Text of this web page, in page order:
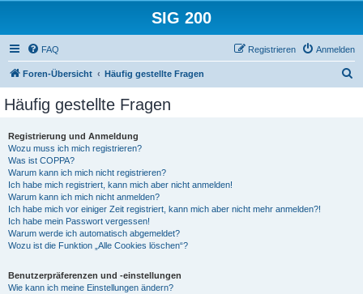
SIG 200
FAQ Anmelden
Registrieren
Foren-Übersicht Häufig gestellte Fragen
Häufig gestellte Fragen
Registrierung und Anmeldung
Wozu muss ich mich registrieren?
Was ist COPPA?
Warum kann ich mich nicht registrieren?
Ich habe mich registriert, kann mich aber nicht anmelden!
Warum kann ich mich nicht anmelden?
Ich habe mich vor einiger Zeit registriert, kann mich aber nicht mehr anmelden?!
Ich habe mein Passwort vergessen!
Warum werde ich automatisch abgemeldet?
Wozu ist die Funktion „Alle Cookies löschen“?
Benutzerpräferenzen und -einstellungen
Wie kann ich meine Einstellungen ändern?